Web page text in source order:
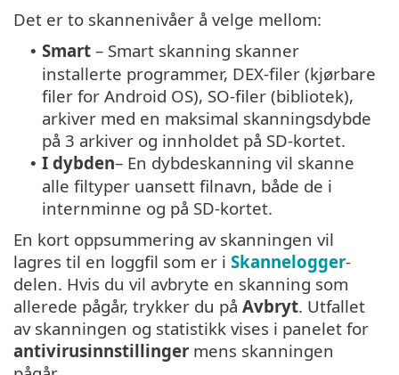
Det er to skannenivåer å velge mellom:
• Smart – Smart skanning skanner
installerte programmer, DEX-filer (kjørbare
filer for Android OS), SO-filer (bibliotek),
arkiver med en maksimal skanningsdybde
på 3 arkiver og innholdet på SD-kortet.
• I dybden– En dybdeskanning vil skanne
alle filtyper uansett filnavn, både de i
internminne og på SD-kortet.
En kort oppsummering av skanningen vil
lagres til en loggfil som er i Skannelogger-
delen. Hvis du vil avbryte en skanning som
allerede pågår, trykker du på Avbryt. Utfallet
av skanningen og statistikk vises i panelet for
antivirusinnstillinger mens skanningen